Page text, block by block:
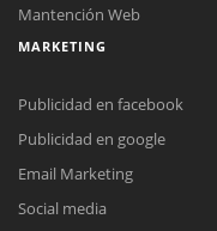
Mantención Web
MARKETING
Publicidad en facebook
Publicidad en google
Email Marketing
Social media